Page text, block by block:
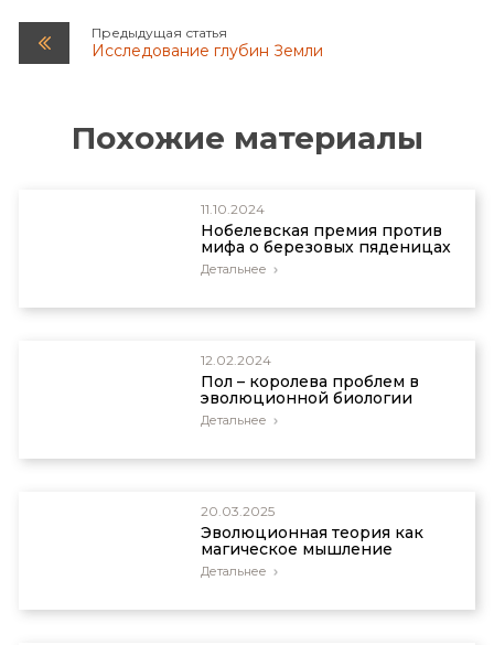
может быть желтым, розовым, коричневым
или зеленым.
2001.
Предыдущая статья
Исследование глубин Земли
Похожие материалы
11.10.2024
Нобелевская премия против
мифа о березовых пяденицах
Детальнее
12.02.2024
Пол – королева проблем в
эволюционной биологии
Детальнее
20.03.2025
Эволюционная теория как
магическое мышление
Детальнее